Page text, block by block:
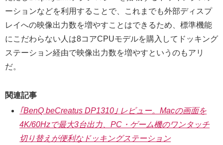
ーションなどを利用することで、これまでも外部ディスプ
レイへの映像出力数を増やすことはできるため、標準機能
にこだわらない人は8コアCPUモデルを購入してドッキング
ステーション経由で映像出力数を増やすというのもアリ
だ。
関連記事
｢BenQ beCreatus DP1310｣ レビュー。Macの画面を
4K/60Hzで最大3台出力、PC・ゲーム機のワンタッチ
切り替えが便利なドッキングステーション